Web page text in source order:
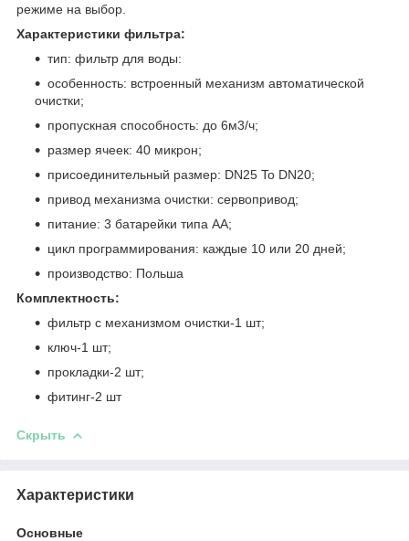
режиме на выбор.
Характеристики фильтра:
тип: фильтр для воды:
особенность: встроенный механизм автоматической
очистки;
пропускная способность: до 6м3/ч;
размер ячеек: 40 микрон;
присоединительный размер: DN25 To DN20;
привод механизма очистки: сервопривод;
питание: 3 батарейки типа АА;
цикл программирования: каждые 10 или 20 дней;
производство: Польша
Комплектность:
фильтр с механизмом очистки-1 шт;
ключ-1 шт;
прокладки-2 шт;
фитинг-2 шт
Скрыть
Характеристики
Основные